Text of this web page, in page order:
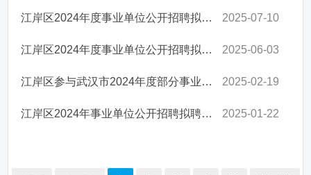
江岸区2024年度事业单位公开招聘拟聘用人员公示 （第四批） 2025-07-10
江岸区2024年度事业单位公开招聘拟聘用人员公示 （第三批） 2025-06-03
江岸区参与武汉市2024年度部分事业单位公开招聘拟聘用人员公示 2025-02-19
江岸区2024年事业单位公开招聘拟聘用人员公示 （第二批） 2025-01-22